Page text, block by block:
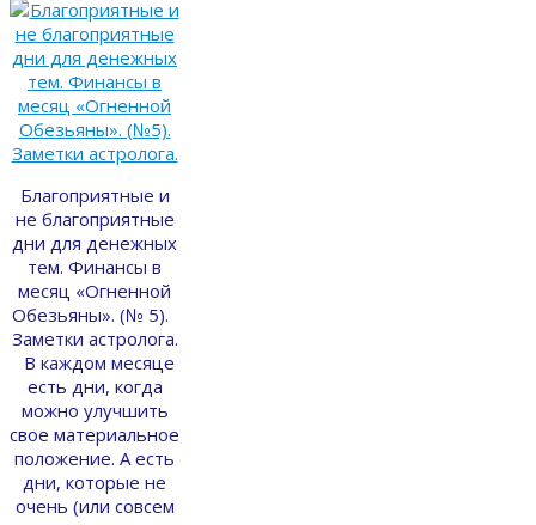
Благоприятные и
не благоприятные
дни для денежных
тем. Финансы в
месяц «Огненной
Обезьяны». (№ 5).
Заметки астролога.
В каждом месяце
есть дни, когда
можно улучшить
свое материальное
положение. А есть
дни, которые не
очень (или совсем